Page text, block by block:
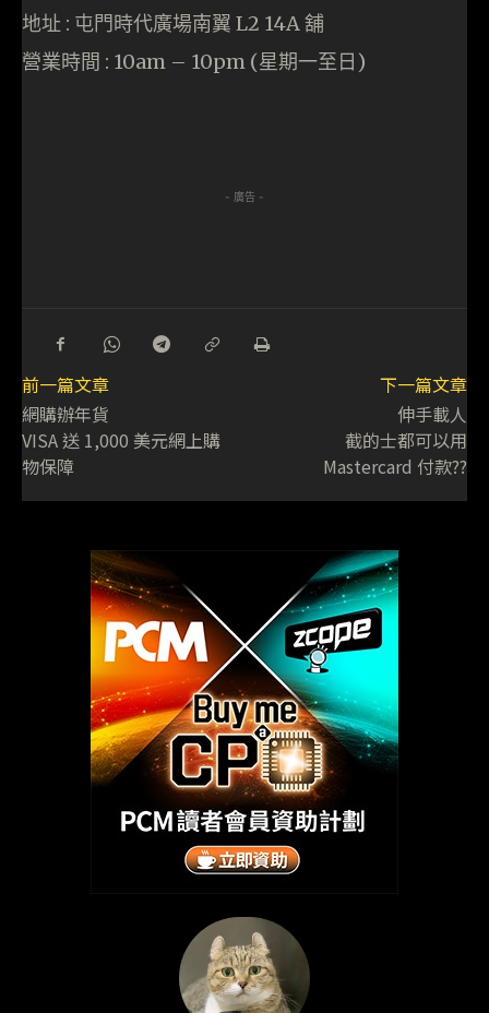
地址 : 屯門時代廣場南翼 L2 14A 舖
營業時間 : 10am – 10pm (星期一至日)
- 廣告 -
前一篇文章
網購辦年貨
VISA 送 1,000 美元網上購
物保障
下一篇文章
伸手載人
截的士都可以用
Mastercard 付款??